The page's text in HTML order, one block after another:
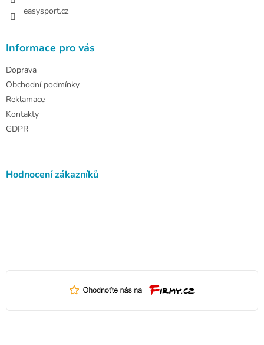
easysport.cz
Informace pro vás
Doprava
Obchodní podmínky
Reklamace
Kontakty
GDPR
Hodnocení zákazníků